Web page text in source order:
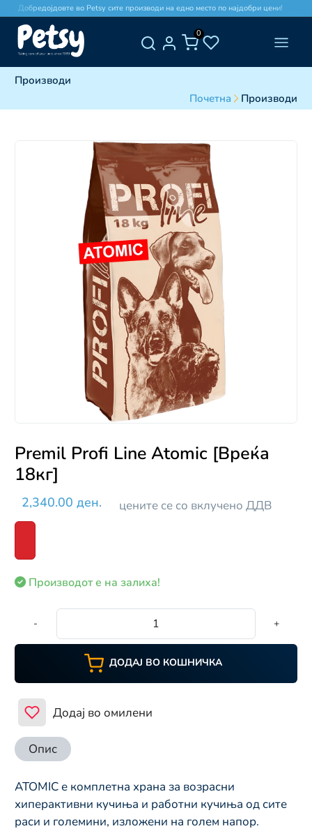
Добредојдовте во Petsy сите производи на едно место по најдобри цени!
0
Производи
Почетна
Производи
Premil Profi Line Atomic [Вреќа
18кг]
2,340.00 ден. цените се со вклучено ДДВ
Производот е на залиха!
- +
ДОДАЈ ВО КОШНИЧКА
Додај во омилени
Опис
ATOMIC е комплетна храна за возрасни
хиперактивни кучиња и работни кучиња од сите
раси и големини, изложени на голем напор.